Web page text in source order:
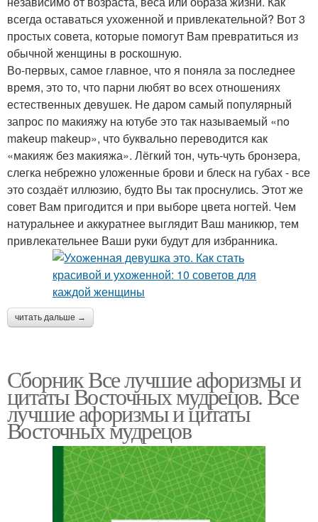
всегда оставаться ухоженной и привлекательной? Вот 3
простых совета, которые помогут Вам превратиться из
обычной женщины в роскошную.
Во-первых, самое главное, что я поняла за последнее
время, это то, что парни любят во всех отношениях
естественных девушек. Не даром самый популярный
запрос по макияжу на ютубе это так называемый «no
makeup makeup», что буквально переводится как
«макияж без макияжа». Лёгкий тон, чуть-чуть бронзера,
слегка небрежно уложенные брови и блеск на губах - все
это создаёт иллюзию, будто Вы так проснулись. Этот же
совет Вам пригодится и при выборе цвета ногтей. Чем
натуральнее и аккуратнее выглядит Ваш маникюр, тем
привлекательнее Ваши руки будут для избранника.
читать дальше →
Сборник Все лучшие афоризмы и
цитаты Восточных мудрецов. Все
лучшие афоризмы и цитаты
Восточных мудрецов